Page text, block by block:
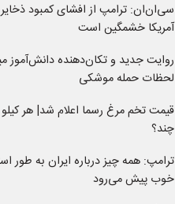
سی‌ان‌ان: ترامپ از افشای کمبود
آمریکا خشمگین است
روایت جدید و تکان‌دهنده دانش‌آموز
لحظات حمله موشکی
قیمت تخم مرغ رسما اعلام شد| هر
چند؟
ترامپ: همه چیز درباره ایران به طور
خوب پیش می‌رود